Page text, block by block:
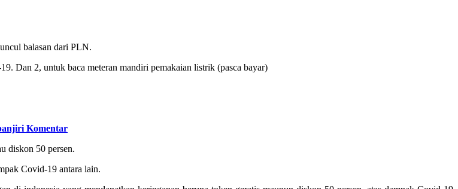
balasan dari PLN.
Dan 2, untuk baca meteran mandiri pemakaian listrik (pasca bayar)
Komentar
diskon 50 persen.
Covid-19 antara lain.